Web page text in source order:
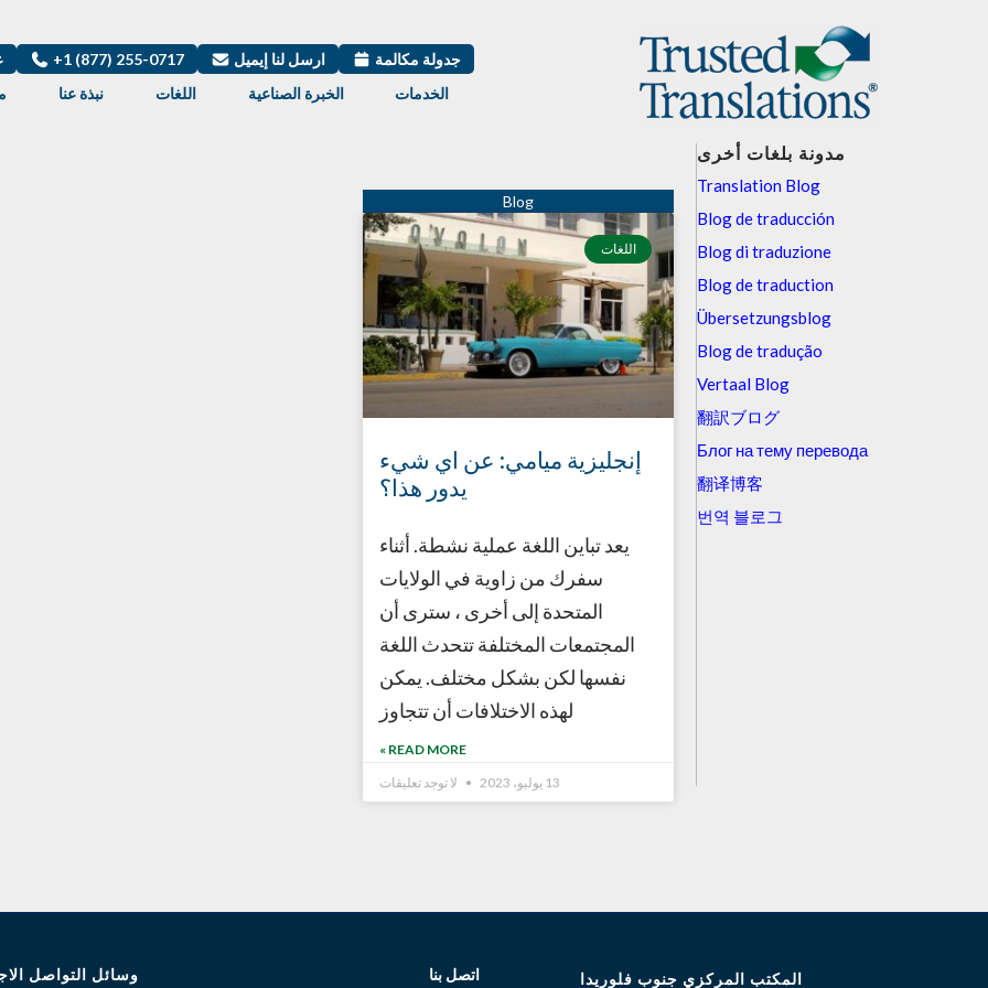
جدولة مكالمة ارسل لنا إيميل +1 (877) 255-0717
الخدمات الخبرة الصناعية اللغات نبذة عنا
مدونة بلغات أخرى
Translation Blog
Blog de traducción
Blog di traduzione
Blog de traduction
Übersetzungsblog
Blog de tradução
Vertaal Blog
翻訳ブログ
Блог на тему перевода
翻译博客
번역 블로그
اللغات
إنجليزية ميامي: عن اي شيء
يدور هذا؟
يعد تباين اللغة عملية نشطة. أثناء
سفرك من زاوية في الولايات
المتحدة إلى أخرى ، سترى أن
المجتمعات المختلفة تتحدث اللغة
نفسها لكن بشكل مختلف. يمكن
لهذه الاختلافات أن تتجاوز
READ MORE »
13 يوليو، 2023
لا توجد تعليقات
المكتب المركزي جنوب فلوريدا اتصل بنا وسائل التواصل